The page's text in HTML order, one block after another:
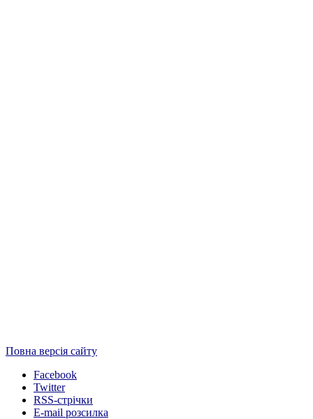
Повна версія сайту
Facebook
Twitter
RSS-стрічки
E-mail розсилка